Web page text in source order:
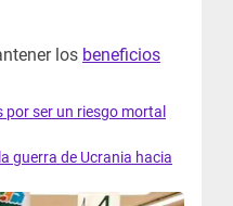
los beneficios
por ser un riesgo mortal
guerra de Ucrania hacia